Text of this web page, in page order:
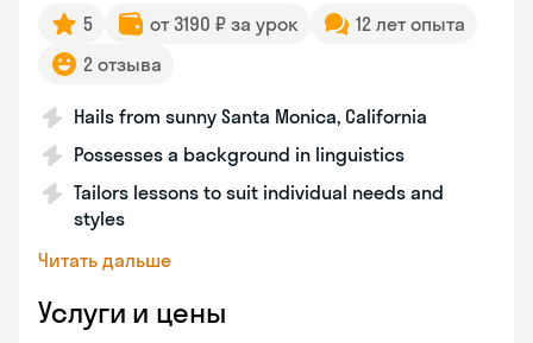
5 от 3190 ₽ за урок
12 лет опыта
2 отзыва
Hails from sunny Santa Monica, California
Possesses a background in linguistics
Tailors lessons to suit individual needs and
styles
Читать дальше
Услуги и цены